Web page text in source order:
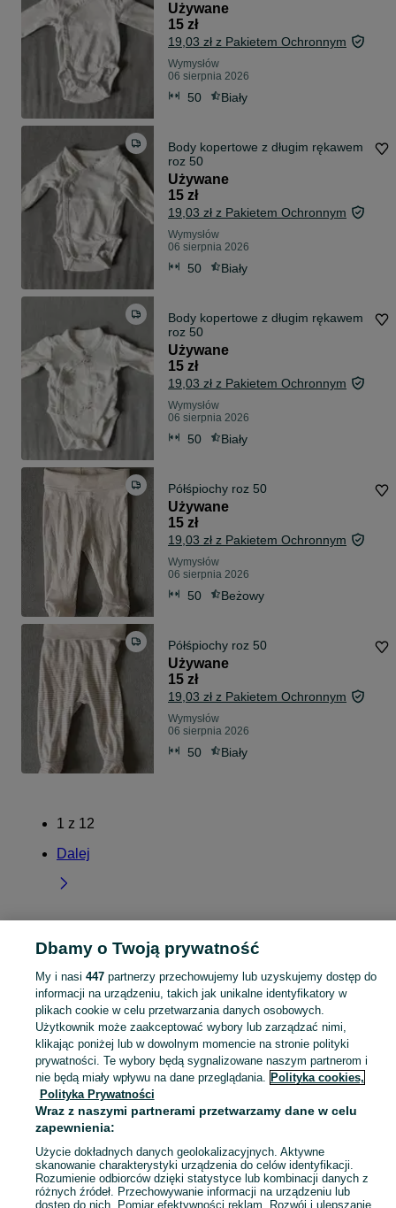
Używane
15 zł
19,03 zł z Pakietem Ochronnym
Wymysłów
06 sierpnia 2026
50 Biały
Body kopertowe z długim rękawem
roz 50
Używane
15 zł
19,03 zł z Pakietem Ochronnym
Wymysłów
06 sierpnia 2026
50 Biały
Body kopertowe z długim rękawem
roz 50
Używane
15 zł
19,03 zł z Pakietem Ochronnym
Wymysłów
06 sierpnia 2026
50 Biały
Półśpiochy roz 50
Używane
15 zł
19,03 zł z Pakietem Ochronnym
Wymysłów
06 sierpnia 2026
50 Beżowy
Półśpiochy roz 50
Używane
15 zł
19,03 zł z Pakietem Ochronnym
Wymysłów
06 sierpnia 2026
50 Biały
1 z 12
Dalej
Strona główna Świętokrzyskie Wymysłów
KATEGORIA
Zobacz
Mapa kategorii
Mapa miejscowości
Mapa ministron
Popularne wyszukiwania
Dbamy o Twoją prywatność
My i nasi 447partnerzy przechowujemy lub uzyskujemy dostęp do
informacji na urządzeniu, takich jak unikalne identyfikatory w
plikach cookie w celu przetwarzania danych osobowych.
Użytkownik może zaakceptować wybory lub zarządzać nimi,
klikając poniżej lub w dowolnym momencie na stronie polityki
prywatności. Te wybory będą sygnalizowane naszym partnerom i
nie będą miały wpływu na dane przeglądania. Polityka cookies,
Polityka Prywatności
Wraz z naszymi partnerami przetwarzamy dane w celu
zapewnienia:
Użycie dokładnych danych geolokalizacyjnych. Aktywne
skanowanie charakterystyki urządzenia do celów identyfikacji.
Rozumienie odbiorców dzięki statystyce lub kombinacji danych z
różnych źródeł. Przechowywanie informacji na urządzeniu lub
dostęp do nich. Pomiar efektywności reklam. Rozwój i ulepszanie